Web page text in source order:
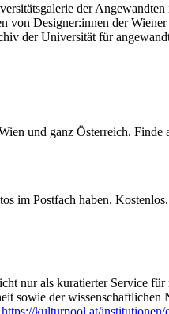
der
Designer:innen der
der Universität für
und ganz Österreich. Finde
im Postfach haben.
nur als kuratierter Service für
sowie der
https://kulturpool.at/institutionen/